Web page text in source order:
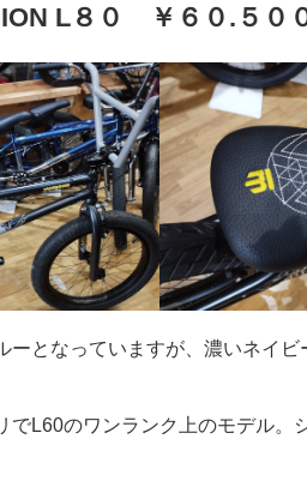
L８０ ￥６０.５０
ーとなっていますが、濃いネイ
でL60のワンランク上のモデル。